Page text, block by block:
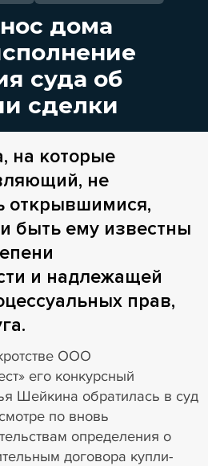
дома
суда об
сделки
на которые
не
открывшимися,
быть ему известны
и надлежащей
прав,
ООО
его конкурсный
Шейкина обратилась в суд
по вновь
определения о
договора купли-